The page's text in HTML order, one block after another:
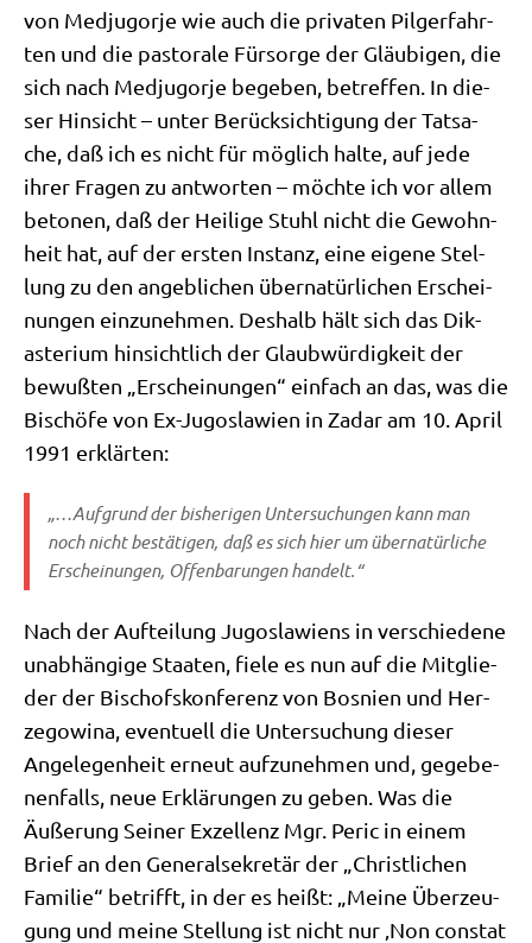
von Med­jug­or­je wie auch die pri­va­ten Pil­ger­fahr­
ten und die pasto­ra­le Für­sor­ge der Gläu­bi­gen, die
sich nach Med­jug­or­je bege­ben, betref­fen. In die­
ser Hin­sicht – unter Berück­sich­ti­gung der Tat­sa­
che, daß ich es nicht für mög­lich hal­te, auf jede
ihrer Fra­gen zu ant­wor­ten – möch­te ich vor allem
beto­nen, daß der Hei­li­ge Stuhl nicht die Gewohn­
heit hat, auf der ersten Instanz, eine eige­ne Stel­
lung zu den angeb­li­chen über­na­tür­li­chen Erschei­
nun­gen ein­zu­neh­men. Des­halb hält sich das Dik­
aste­ri­um hin­sicht­lich der Glaub­wür­dig­keit der
bewuß­ten „Erschei­nun­gen“ ein­fach an das, was die
Bischö­fe von Ex-Jugo­sla­wi­en in Zadar am 10. April
1991 erklärten:
„…Auf­grund der bis­he­ri­gen Unter­su­chun­gen kann man
noch nicht bestä­ti­gen, daß es sich hier um über­na­tür­li­che
Erschei­nun­gen, Offen­ba­run­gen handelt.“
Nach der Auf­tei­lung Jugo­sla­wi­ens in ver­schie­de­ne
unab­hän­gi­ge Staa­ten, fie­le es nun auf die Mit­glie­
der der Bischofs­kon­fe­renz von Bos­ni­en und Her­
ze­go­wi­na, even­tu­ell die Unter­su­chung die­ser
Ange­le­gen­heit erneut auf­zu­neh­men und, gege­be­
nen­falls, neue Erklä­run­gen zu geben. Was die
Äuße­rung Sei­ner Exzel­lenz Mgr. Peric in einem
Brief an den Gene­ral­se­kre­tär der „Christ­li­chen
Fami­lie“ betrifft, in der es heißt: „Mei­ne Über­zeu­
gung und mei­ne Stel­lung ist nicht nur ‚Non cons­tat